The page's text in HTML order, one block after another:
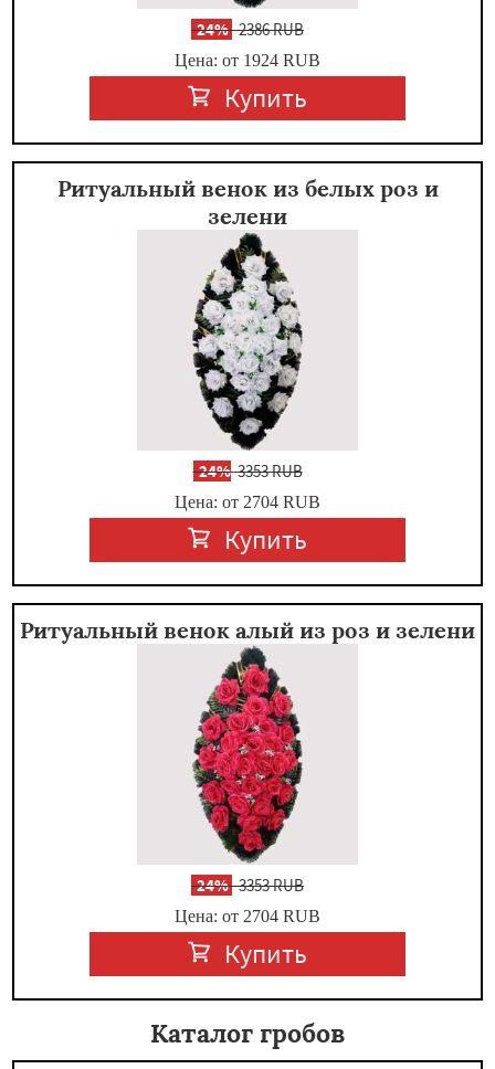
-24%2386 RUB
Цена: от 1924 RUB
Купить
Ритуальный венок из белых роз и
зелени
-24%3353 RUB
Цена: от 2704 RUB
Купить
Ритуальный венок алый из роз и зелени
-24%3353 RUB
Цена: от 2704 RUB
Купить
Каталог гробов